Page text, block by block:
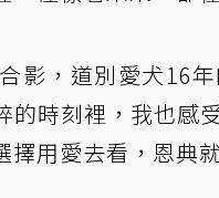
影，道別愛犬16
的時刻裡，我也感
用愛去看，恩典